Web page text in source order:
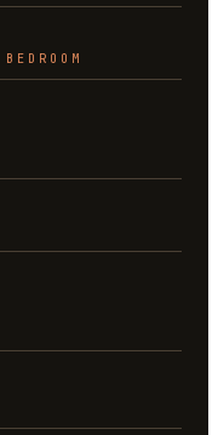
BEDROOM